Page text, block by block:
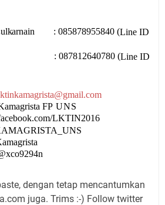
: 085878955840 (Line ID
: 087812640780 (Line ID
FP UNS
LKTIN2016
xco9294n
dengan tetap mencantumkan
juga. Trims :-) Follow twitter